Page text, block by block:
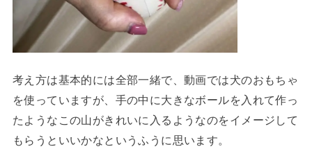
考え方は基本的には全部一緒で、動画では犬のおもちゃ
を使っていますが、手の中に大きなボールを入れて作っ
たようなこの山がきれいに入るようなのをイメージして
もらうといいかなというふうに思います。